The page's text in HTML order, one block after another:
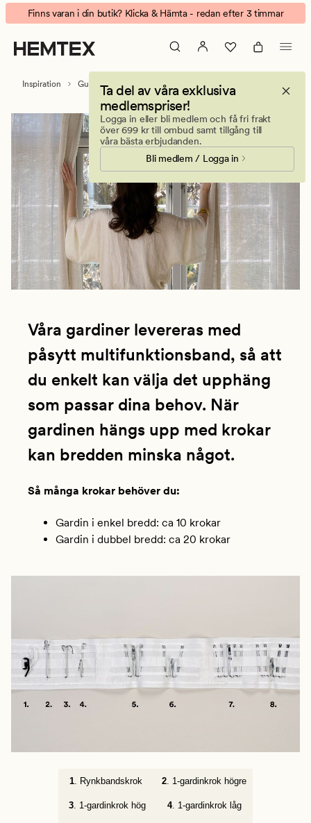
Multiband,
öljettlängder,
kanallängder
Animerad
banner.
Klicka
på
att
pausa.
Finns varan i din butik? Klicka & Hämta - redan efter 3 timmar
Ta del av våra exklusiva
medlemspriser!
Logga in eller bli medlem och få fri frakt
över 699 kr till ombud samt tillgång till
våra bästa erbjudanden.
Bli medlem / Logga in
Inspiration Guider Gardinguide Gardinkrokar
Våra gardiner levereras med
påsytt multifunktionsband, så att
du enkelt kan välja det upphäng
som passar dina behov. När
gardinen hängs upp med krokar
kan bredden minska något.
Så många krokar behöver du:
Gardin i enkel bredd: ca 10 krokar
Gardin i dubbel bredd: ca 20 krokar
1. Rynkbandskrok 2 . 1-gardinkrok högre
3. 1-gardinkrok hög 4. 1-gardinkrok låg